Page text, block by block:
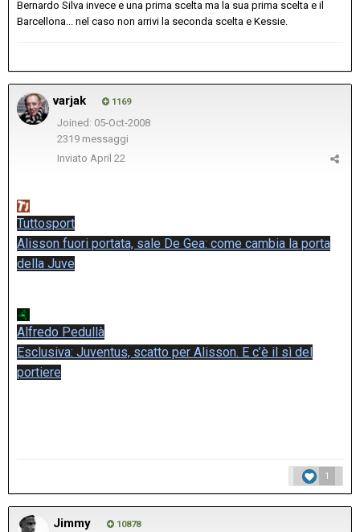
Bernardo Silva invece e una prima scelta ma la sua prima scelta e il
Barcellona... nel caso non arrivi la seconda scelta e Kessie.
varjak 1169
Joined: 05-Oct-2008
2319 messaggi
Inviato April 22
Tuttosport
Alisson fuori portata, sale De Gea: come cambia la porta
della Juve
Alfredo Pedullà
Esclusiva: Juventus, scatto per Alisson. E c’è il sì del
portiere
1
Jimmy 10878